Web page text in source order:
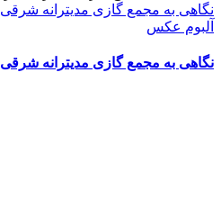
نگاهی به مجمع گازی مدیترانه شرقی
آلبوم عکس
نگاهی به مجمع گازی مدیترانه شرقی